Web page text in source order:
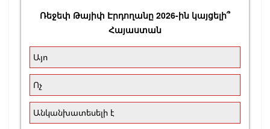
Ռեջեփ Թայիփ Էրդողանը 2026-ին կայցելի՞
Հայաստան
Այո
Ոչ
Անկանխատեսելի է